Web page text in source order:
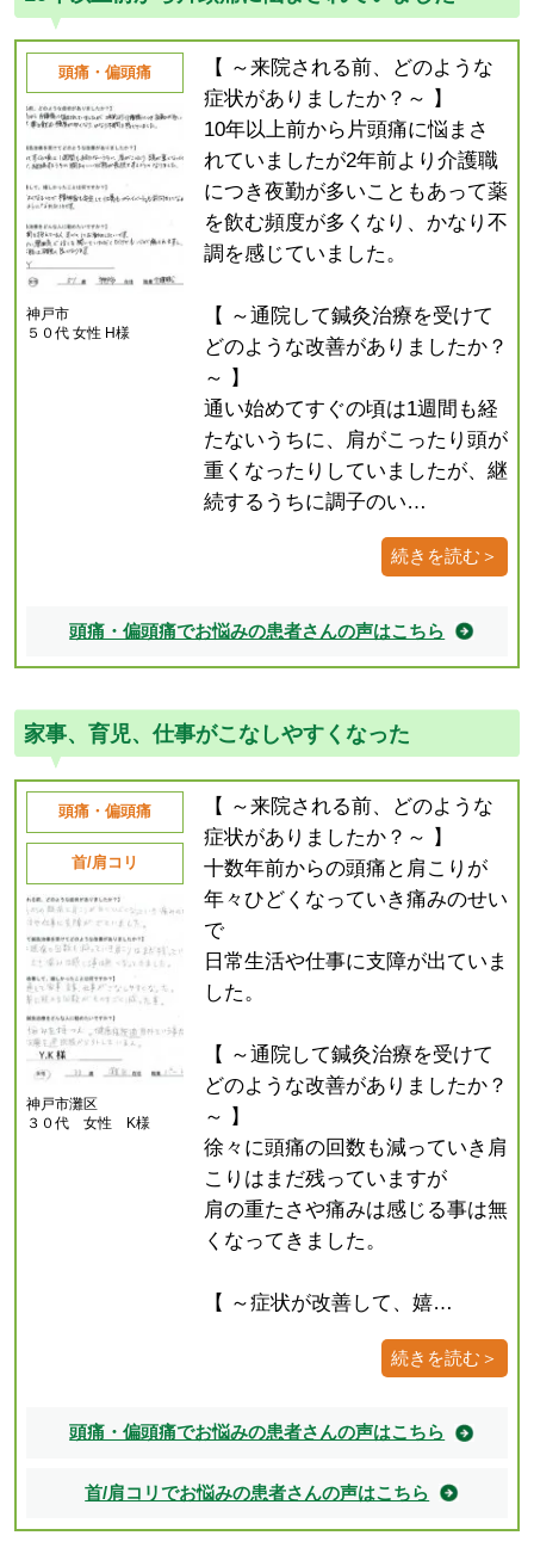
頭痛・偏頭痛
神戸市
５０代 女性 H様
【 ～来院される前、どのような
症状がありましたか？～ 】
10年以上前から片頭痛に悩まさ
れていましたが2年前より介護職
につき夜勤が多いこともあって薬
を飲む頻度が多くなり、かなり不
調を感じていました。
【 ～通院して鍼灸治療を受けて
どのような改善がありましたか？
～ 】
通い始めてすぐの頃は1週間も経
たないうちに、肩がこったり頭が
重くなったりしていましたが、継
続するうちに調子のい…
続きを読む＞
頭痛・偏頭痛でお悩みの患者さんの声はこちら
家事、育児、仕事がこなしやすくなった
頭痛・偏頭痛
首/肩コリ
神戸市灘区
３０代 女性 K様
【 ～来院される前、どのような
症状がありましたか？～ 】
十数年前からの頭痛と肩こりが
年々ひどくなっていき痛みのせい
で
日常生活や仕事に支障が出ていま
した。
【 ～通院して鍼灸治療を受けて
どのような改善がありましたか？
～ 】
徐々に頭痛の回数も減っていき肩
こりはまだ残っていますが
肩の重たさや痛みは感じる事は無
くなってきました。
【 ～症状が改善して、嬉…
続きを読む＞
頭痛・偏頭痛でお悩みの患者さんの声はこちら
首/肩コリでお悩みの患者さんの声はこちら